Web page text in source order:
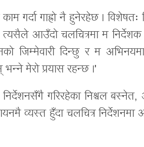
गाह्रो नै हुनेरहेछ । विशेषतः
त्यसैले आउँदो चलचित्रमा म
जिम्मेवारी दिन्छु र म
मेरो प्रयास रहन्छ ।'
गरिरहेका निश्चल
व्यस्त हुँदा चलचित्र